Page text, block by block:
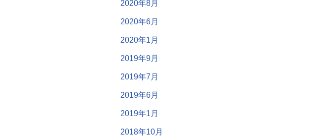
2020年8月
2020年6月
2020年1月
2019年9月
2019年7月
2019年6月
2019年1月
2018年10月